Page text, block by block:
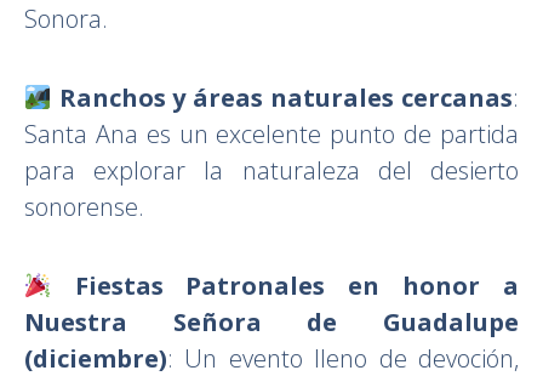
Sonora.
Ranchos y áreas naturales cercanas:
Santa Ana es un excelente punto de partida
para explorar la naturaleza del desierto
sonorense.
Fiestas Patronales en honor a
Nuestra Señora de Guadalupe
(diciembre): Un evento lleno de devoción,